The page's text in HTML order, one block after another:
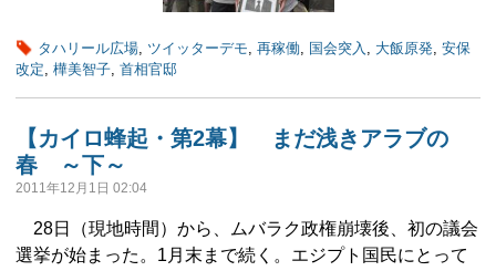
タハリール広場, ツイッターデモ, 再稼働, 国会突入 , 大飯原発, 安保
改定, 樺美智子, 首相官邸
【カイロ蜂起・第2幕】 まだ浅きアラブの
春 ～下～
2011年12月1日 02:04
28日（現地時間）から、ムバラク政権崩壊後、初の議会
選挙が始まった。1月末まで続く。エジプト国民にとって